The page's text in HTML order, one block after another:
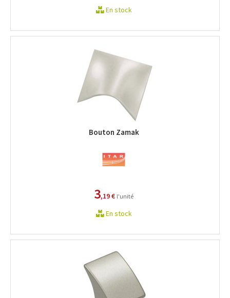
En stock
Bouton Zamak
3,19 € l'unité
En stock